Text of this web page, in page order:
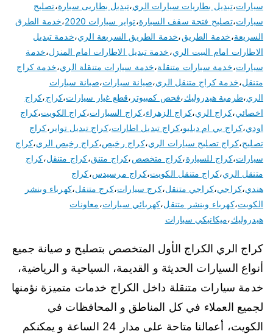
سيارات،تبديل بطاريات سيارات الري،تبديل بطاريى سيارة،تصليح
سيارات،تصليح فتحة سقف السيارة،تواير سيارات 2020 ،خدمة الطرق
السريعة،خدمة الطريق،خدمة الطريق السريعة الري،خدمة تبديل
الاطارات امام البيت الري،خدمة تبديل الاطارات امام المنزل،خدمة
سيارات،خدمة سيارات متنقلة،خدمة سيارات متنقلة الري،خدمة كراج
متنقل،خدمة كراج متنقل الري،صيانة سيارات،صيانة سيارات
الري،طرمبة هيدروليك،فحص كمبيوتر ،قطع غيار سيارات،كراج،كراج
اخصائي،كراج الري،كراج الزهراء،كراج السيارات،كراج الكويت،كراج
اودي،كراج بي ام دبليو،كراج تبديل اطارات،كراج تبديل تواير ،كراج
تصليح،كراج تصليح سيارات الري،كراج رخيص،كراج رخيص الري،كراج
سيارات،كراج للسيارة،كراج متخصص،كراج متنق،كراج متنقل،كراج
متنقل الري،كراج متنقل الكويت،كراج مرسيدس،كراج
هندي،كراجي،كراجي متنقل،كرج سيارات،كرج متنقل،كهرباء وبنشر
الكويت،كهرباء وبنشر متنقل،كهربائي سيارات،معاونات
هيدروليك،ميكانيكي سيارات
كراج الري الكراج الأول المتخصص بتصليح و صيانة جميع
أنواع السيارات الحديثة و القديمة، السياحية و الرياضية،
خدمة سيارات متنقلة داخل الكراج خدمات متميزة نؤمنها
لجميع العملاء في كل المناطق و المحافظات في
الكويت، أعمالنا متاحة على مدار 24 الساعة و يمكنكم